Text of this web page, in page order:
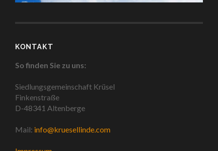
KONTAKT
So finden Sie zu uns:
Siedlungsgemeinschaft Krüsel
Finkenstraße
D-48341 Altenberge
Mail: info@kruesellinde.com